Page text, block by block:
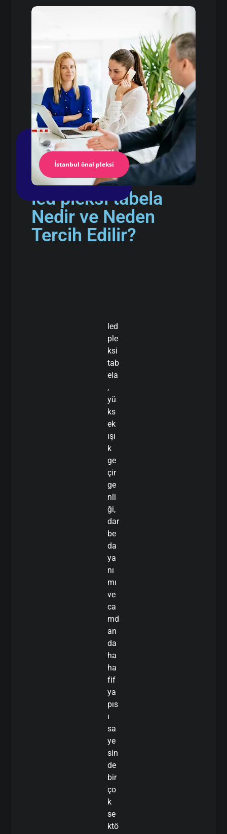
İstanbul önal pleksi
led pleksi tabela
Nedir ve Neden
Tercih Edilir?
led
ple
ksi
tab
ela
,
yü
ks
ek
ışı
k
ge
çir
ge
nli
ği,
dar
be
da
ya
nı
mı
ve
ca
md
an
da
ha
ha
fif
ya
pıs
ı
sa
ye
sin
de
bir
ço
k
se
ktö